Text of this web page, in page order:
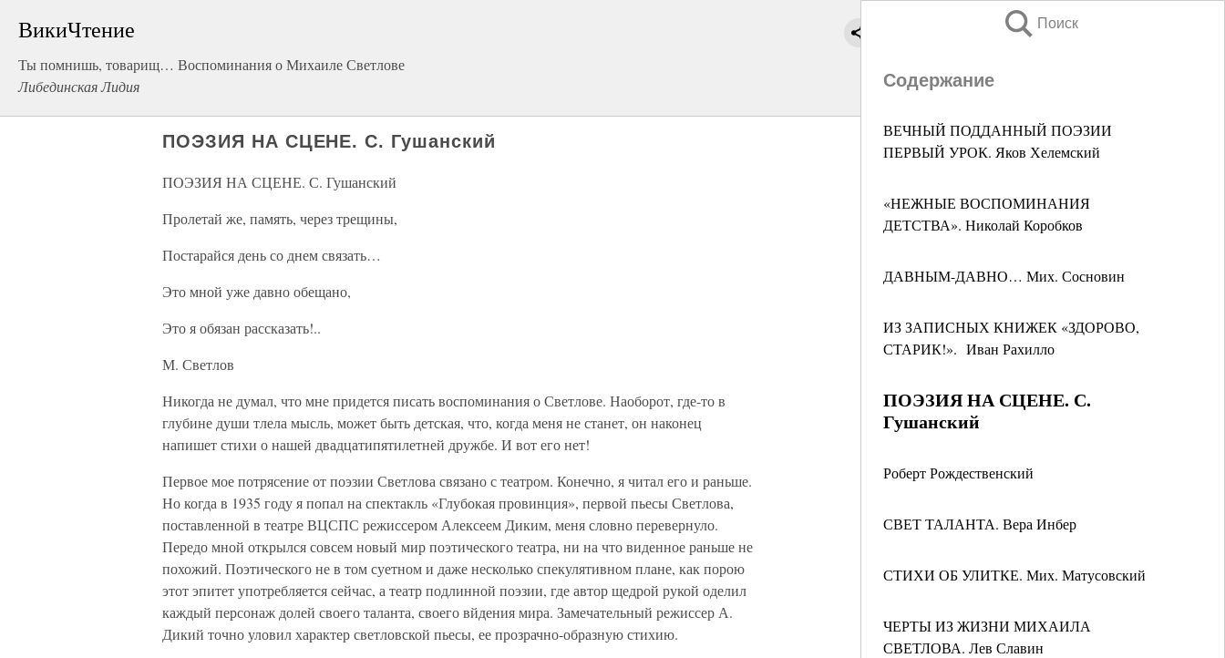
ВикиЧтение
Ты помнишь, товарищ… Воспоминания о Михаиле Светлове
Либединская Лидия
Поиск
Содержание
ВЕЧНЫЙ ПОДДАННЫЙ ПОЭЗИИ
ПЕРВЫЙ УРОК. Яков Хелемский
«НЕЖНЫЕ ВОСПОМИНАНИЯ
ДЕТСТВА». Николай Коробков
ДАВНЫМ-ДАВНО… Мих. Сосновин
ИЗ ЗАПИСНЫХ КНИЖЕК «ЗДОРОВО,
СТАРИК!». Иван Рахилло
ПОЭЗИЯ НА СЦЕНЕ. С.
Гушанский
Роберт Рождественский
СВЕТ ТАЛАНТА. Вера Инбер
СТИХИ ОБ УЛИТКЕ. Мих. Матусовский
ЧЕРТЫ ИЗ ЖИЗНИ МИХАИЛА
СВЕТЛОВА. Лев Славин
ПОЭЗИЯ НА СЦЕНЕ. С. Гушанский
ПОЭЗИЯ НА СЦЕНЕ. С. Гушанский
Пролетай же, память, через трещины,
Постарайся день со днем связать…
Это мной уже давно обещано,
Это я обязан рассказать!..
М. Светлов
Никогда не думал, что мне придется писать воспоминания о Светлове. Наоборот, где-то в
глубине души тлела мысль, может быть детская, что, когда меня не станет, он наконец
напишет стихи о нашей двадцатипятилетней дружбе. И вот его нет!
Первое мое потрясение от поэзии Светлова связано с театром. Конечно, я читал его и раньше.
Но когда в 1935 году я попал на спектакль «Глубокая провинция», первой пьесы Светлова,
поставленной в театре ВЦСПС режиссером Алексеем Диким, меня словно перевернуло.
Передо мной открылся совсем новый мир поэтического театра, ни на что виденное раньше не
похожий. Поэтического не в том суетном и даже несколько спекулятивном плане, как порою
этот эпитет употребляется сейчас, а театр подлинной поэзии, где автор щедрой рукой оделил
каждый персонаж долей своего таланта, своего вйдения мира. Замечательный режиссер А.
Дикий точно уловил характер светловской пьесы, ее прозрачно-образную стихию.